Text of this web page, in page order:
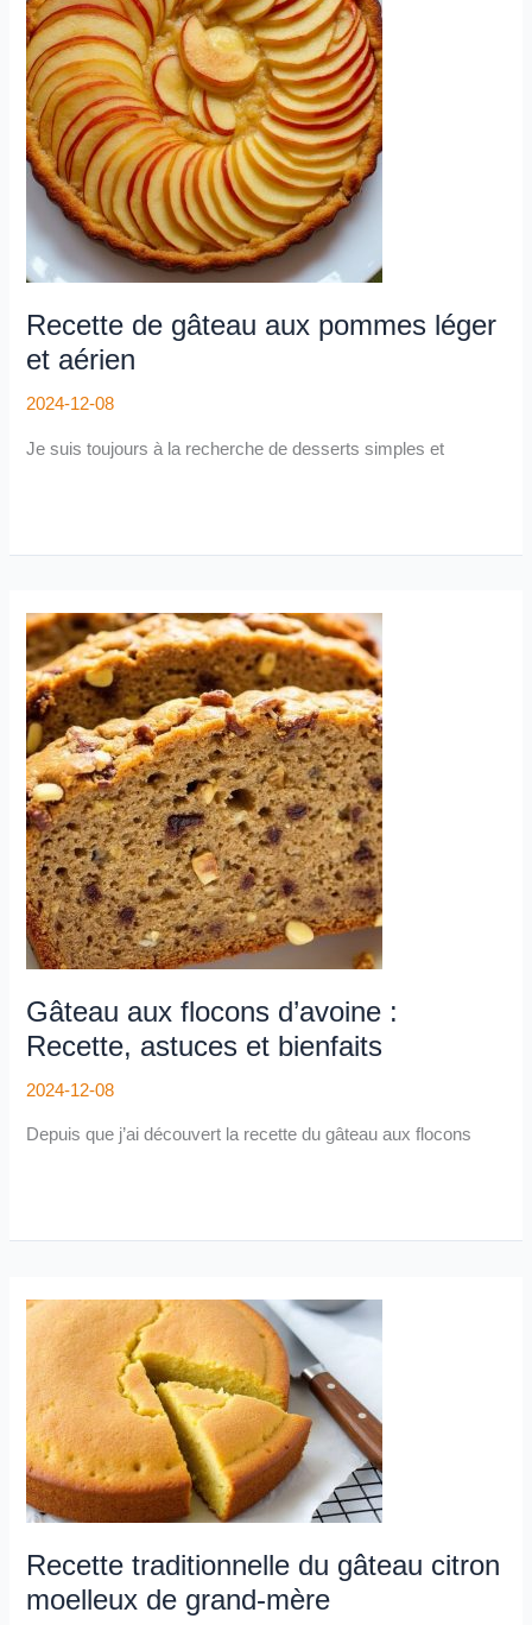
Recette de gâteau aux pommes léger
et aérien
2024-12-08
Je suis toujours à la recherche de desserts simples et
aux
pommes
léger
et
aérien
Gâteau aux flocons d’avoine :
Recette, astuces et bienfaits
2024-12-08
Depuis que j’ai découvert la recette du gâteau aux flocons
Gâteau
aux
flocons
d’avoine
:
Recette,
astuces
et
bienfaits
Recette traditionnelle du gâteau citron
moelleux de grand-mère
Recette
traditionnelle
gâteau
citron
moelleux
de
grand-